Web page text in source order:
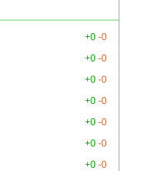
+0 -0
+0 -0
+0 -0
+0 -0
+0 -0
+0 -0
+0 -0